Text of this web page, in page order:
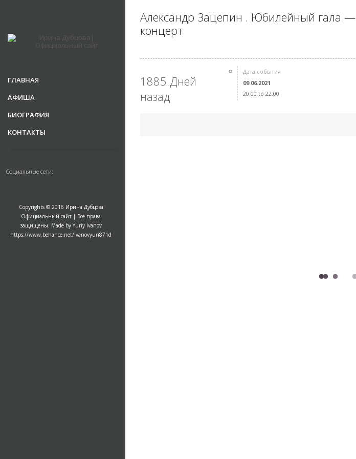
ГЛАВНАЯ
АФИША
БИОГРАФИЯ
КОНТАКТЫ
Социальные сети:
Copyrights © 2016 Ирина Дубцова
Официальный сайт | Все права
защищены. Made by Yuriy Ivanov
https://www.behance.net/ivanovyuri871d
Александр Зацепин . Юбилейный гала —
концерт
1885 Дней
назад
Дата события
09.06.2021
20:00 to 22:00